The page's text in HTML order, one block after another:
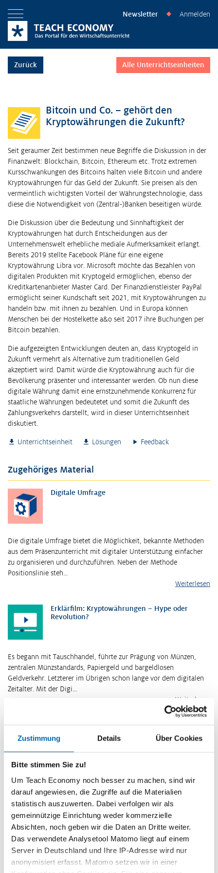
Zustimmung Details Über Cookies
Bitte stimmen Sie zu!
Um Teach Economy noch besser zu machen, sind wir
darauf angewiesen, die Zugriffe auf die Materialien
statistisch auszuwerten. Dabei verfolgen wir als
gemeinnützige Einrichtung weder kommerzielle
Absichten, noch geben wir die Daten an Dritte weiter.
Das verwendete Analysetool Matomo liegt auf einem
Server in Deutschland und Ihre IP-Adresse wird nur
anonymisiert erfasst. Matomo setzen wir in einer
Menü öffnen Newsletter ◆ Anmelden
Zurück Alle Unterrichtseinheiten
Bitcoin und Co. – gehört den
Kryptowährungen die Zukunft?
Seit geraumer Zeit bestimmen neue Begriffe die Diskussion in der
Finanzwelt: Blockchain, Bitcoin, Ethereum etc. Trotz extremen
Kursschwankungen des Bitcoins halten viele Bitcoin und andere
Kryptowährungen für das Geld der Zukunft. Sie preisen als den
vermeintlich wichtigsten Vorteil der Währungstechnologie, dass
diese die Notwendigkeit von (Zentral-)Banken beseitigen würde.
Die Diskussion über die Bedeutung und Sinnhaftigkeit der
Kryptowährungen hat durch Entscheidungen aus der
Unternehmenswelt erhebliche mediale Aufmerksamkeit erlangt.
Bereits 2019 stellte Facebook Pläne für eine eigene
Kryptowährung Libra vor. Microsoft möchte das Bezahlen von
digitalen Produkten mit Kryptogeld ermöglichen, ebenso der
Kreditkartenanbieter Master Card. Der Finanzdienstleister PayPal
ermöglicht seiner Kundschaft seit 2021, mit Kryptowährungen zu
handeln bzw. mit ihnen zu bezahlen. Und in Europa können
Menschen bei der Hostelkette a&o seit 2017 ihre Buchungen per
Bitcoin bezahlen.
Die aufgezeigten Entwicklungen deuten an, dass Kryptogeld in
Zukunft vermehrt als Alternative zum traditionellen Geld
akzeptiert wird. Damit würde die Kryptowährung auch für die
Bevölkerung präsenter und interessanter werden. Ob nun diese
digitale Währung damit eine ernstzunehmende Konkurrenz für
staatliche Währungen bedeutetet und somit die Zukunft des
Zahlungsverkehrs darstellt, wird in dieser Unterrichtseinheit
diskutiert.
Unterrichtseinheit Lösungen Feedback
Zugehöriges Material
Digitale Umfrage
Die digitale Umfrage bietet die Möglichkeit, bekannte Methoden
aus dem Präsenzunterricht mit digitaler Unterstützung einfacher
zu organisieren und durchzuführen. Neben der Methode
Positionslinie steh…
Weiterlesen
Erklärfilm: Kryptowährungen – Hype oder
Revolution?
Es begann mit Tauschhandel, führte zur Prägung von Münzen,
zentralen Münzstandards, Papiergeld und bargeldlosen
Geldverkehr. Letzterer im Übrigen schon lange vor dem digitalen
Zeitalter. Mit der Digi…
Weiterlesen
Wirtschaftsquiz
Ihrer Klassen testen. Der Spielanreiz ist groß. Denn Ihre
Schülerinnen und Schüler sammeln nicht nur Punkte für sich
selbst, sondern treten…
Kurzinformationen
Themenbereich
Europäische Wirtschafts- und Währungspolitik